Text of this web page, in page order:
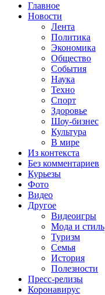
Главное
Новости
Лента
Политика
Экономика
Общество
События
Наука
Техно
Спорт
Здоровье
Шоу-бизнес
Культура
В мире
Из контекста
Без комментариев
Курьезы
Фото
Видео
Другое
Видеоигры
Мода и стиль
Туризм
Семья
История
Полезности
Пресс-релизы
Коронавирус